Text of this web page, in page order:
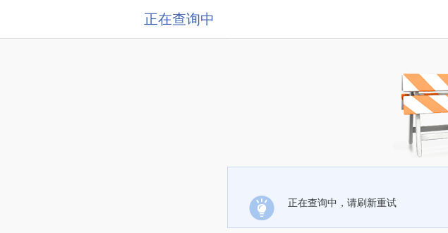
正在查询中
正在查询中，请刷新重试